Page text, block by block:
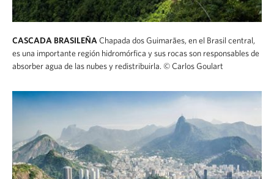
CASCADA BRASILEÑA Chapada dos Guimarães, en el Brasil central,
es una importante región hidromórfica y sus rocas son responsables de
absorber agua de las nubes y redistribuirla. © Carlos Goulart